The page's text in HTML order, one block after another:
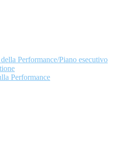
Performance/Piano esecutivo
Performance